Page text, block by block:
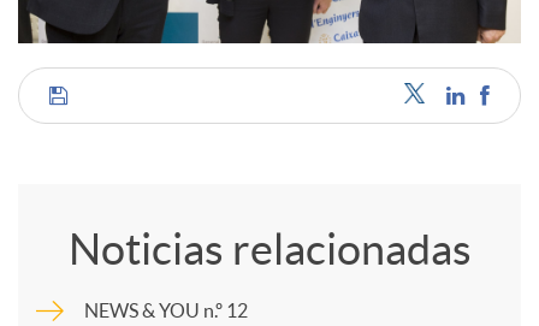
C
m
Noticias relacionadas
NEWS & YOU n.º 12